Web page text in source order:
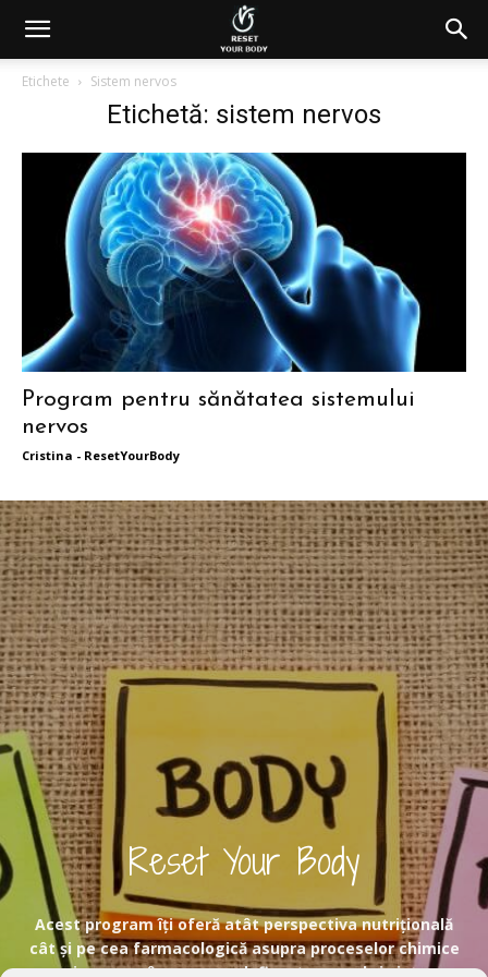
Etichete Sistem nervos
Etichetă: sistem nervos
Program pentru sănătatea sistemului
nervos
Cristina - ResetYourBody
Reset Your Body
Acest program îți oferă atât perspectiva nutrițională
cât și pe cea farmacologică asupra proceselor chimice
prin care mâncarea ne definește corpul și viața.